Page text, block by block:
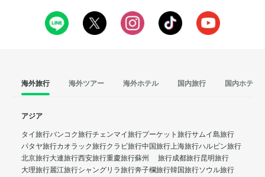
海外旅行 海外ツアー 海外ホテル 国内旅行 国内ホテル
アジア
タイ旅行バンコク旅行チェンマイ旅行プーケット旅行サムイ島旅行
パタヤ旅行カオラック旅行クラビ旅行中国旅行上海旅行ハルビン旅行
北京旅行大連旅行西安旅行重慶旅行蘇州 旅行成都旅行昆明旅行
大理旅行麗江旅行シャングリラ旅行奔子欄旅行韓国旅行ソウル旅行